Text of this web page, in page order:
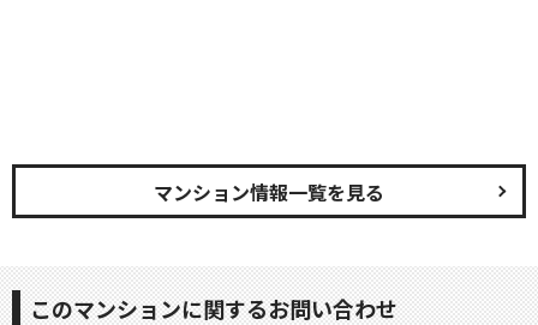
マンション情報一覧を見る
このマンションに関するお問い合わせ